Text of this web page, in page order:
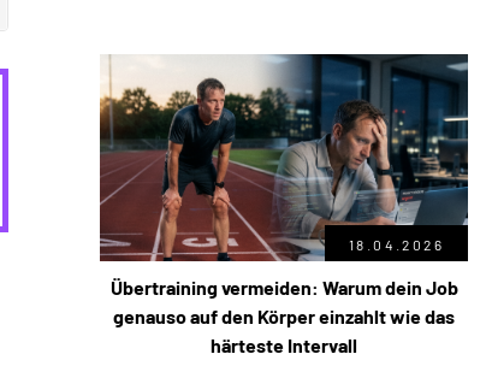
18.04.2026
Übertraining vermeiden: Warum dein Job
genauso auf den Körper einzahlt wie das
härteste Intervall